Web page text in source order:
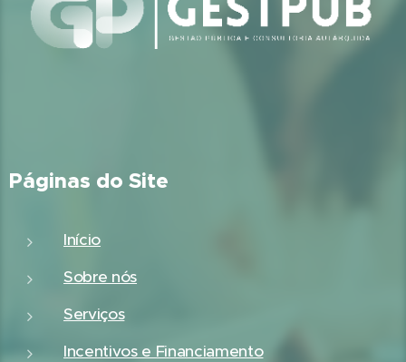
Páginas do Site
Início
Sobre nós
Serviços
Incentivos e Financiamento